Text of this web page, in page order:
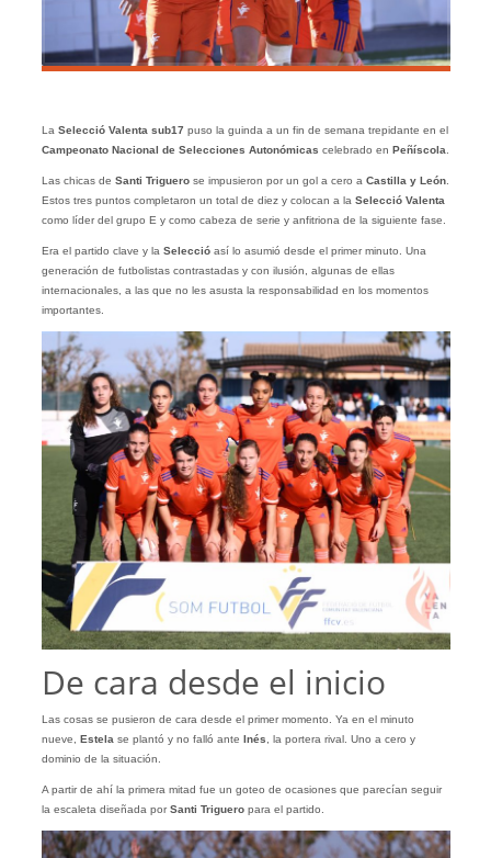
La Selecció Valenta sub17 puso la guinda a un fin de semana trepidante en el
Campeonato Nacional de Selecciones Autonómicas celebrado en Peñíscola.
Las chicas de Santi Triguero se impusieron por un gol a cero a Castilla y León.
Estos tres puntos completaron un total de diez y colocan a la Selecció Valenta
como líder del grupo E y como cabeza de serie y anfitriona de la siguiente fase.
Era el partido clave y la Seleccióasí lo asumió desde el primer minuto. Una
generación de futbolistas contrastadas y con ilusión, algunas de ellas
internacionales, a las que no les asusta la responsabilidad en los momentos
importantes.
De cara desde el inicio
Las cosas se pusieron de cara desde el primer momento. Ya en el minuto
nueve, Estelase plantó y no falló ante Inés, la portera rival. Uno a cero y
dominio de la situación.
A partir de ahí la primera mitad fue un goteo de ocasiones que parecían seguir
la escaleta diseñada porSanti Trigueropara el partido.